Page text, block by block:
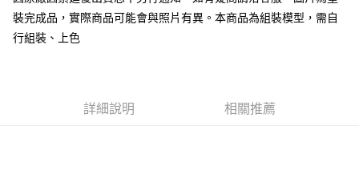
流程，驗證手機門號後，選擇欲分期的期數、繳款截止日，確認付款後即完
3.實際核准額度、可分期數及費用金額請依後續交易確認頁面所載為準。
【繳款方式說明】
1.分期款項不併入電信帳單，「大哥付你分期」於每月結算日後寄送繳費提
運送方式
預購-全家取貨付款(舊)
裝完成品，實際商品可能會與照片有異。本商品為組裝模型，需自
行組裝、上色
詳細說明 相關推薦